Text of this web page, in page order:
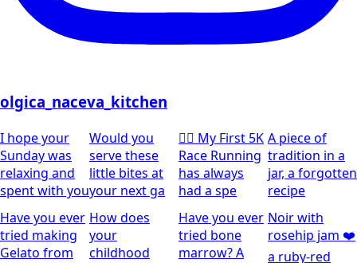
olgica_naceva_kitchen
I hope your
Sunday was
relaxing and
spent with you
Would you
serve these
little bites at
your next ga
🏃‍♀️ My First 5K
Race Running
has always
had a spe
A piece of
tradition in a
jar, a forgotten
recipe
Have you ever
tried making
Gelato from
How does
your
childhood
Have you ever
tried bone
marrow? A
Noir with
rosehip jam ❤️
a ruby-red